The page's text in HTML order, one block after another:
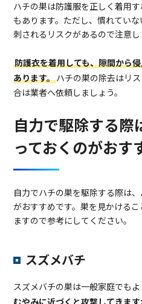
ハチの巣は防護服を正しく着用
もあります。ただし、慣れてい
刺されるリスクがあるので注意し
防護衣を着用しても、隙間から
あります。ハチの巣の除去はリ
合は業者へ依頼しましょう。
自力で駆除する際
っておくのがおす
自力でハチの巣を駆除する際は
がおすすめです。巣を見かける
ますので参考にしてください。
スズメバチ
スズメバチの巣は一般家庭でも